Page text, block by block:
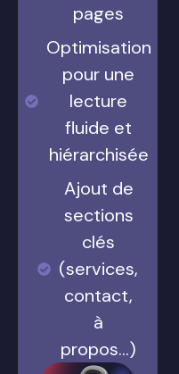
pages
Optimisation
pour une
lecture
fluide et
hiérarchisée
Ajout de
sections
clés
(services,
contact,
à
propos…)